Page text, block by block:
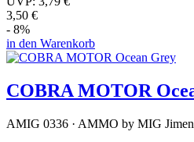
3,50 €
- 8%
in den Warenkorb
COBRA MOTOR
AMIG 0336 · AMMO by MIG